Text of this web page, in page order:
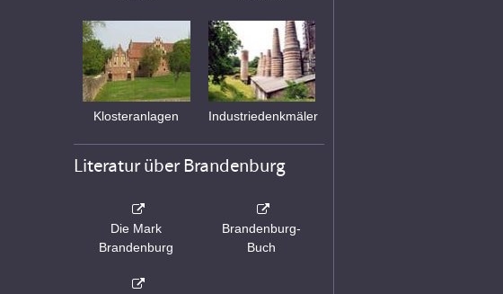
Klosteranlagen Industriedenkmäler
Literatur über Brandenburg
Die Mark
Brandenburg
Brandenburg-
Buch